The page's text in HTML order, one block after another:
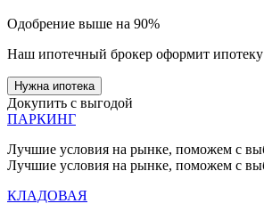
Одобрение выше на 90%
Наш ипотечный брокер оформит ипотеку
Нужна ипотека
Докупить с выгодой
ПАРКИНГ
Лучшие условия на рынке, поможем с
Лучшие условия на рынке, поможем с
КЛАДОВАЯ